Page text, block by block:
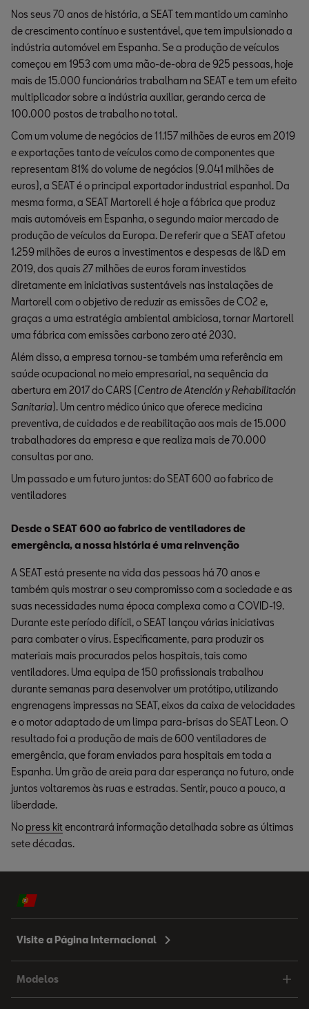
Nos seus 70 anos de história, a SEAT tem mantido um caminho
de crescimento contínuo e sustentável, que tem impulsionado a
indústria automóvel em Espanha. Se a produção de veículos
começou em 1953 com uma mão-de-obra de 925 pessoas, hoje
mais de 15.000 funcionários trabalham na SEAT e tem um efeito
multiplicador sobre a indústria auxiliar, gerando cerca de
100.000 postos de trabalho no total.
Com um volume de negócios de 11.157 milhões de euros em 2019
e exportações tanto de veículos como de componentes que
representam 81% do volume de negócios (9.041 milhões de
euros), a SEAT é o principal exportador industrial espanhol. Da
mesma forma, a SEAT Martorell é hoje a fábrica que produz
mais automóveis em Espanha, o segundo maior mercado de
produção de veículos da Europa. De referir que a SEAT afetou
1.259 milhões de euros a investimentos e despesas de I&D em
2019, dos quais 27 milhões de euros foram investidos
diretamente em iniciativas sustentáveis nas instalações de
Martorell com o objetivo de reduzir as emissões de CO2 e,
graças a uma estratégia ambiental ambiciosa, tornar Martorell
uma fábrica com emissões carbono zero até 2030.
Além disso, a empresa tornou-se também uma referência em
saúde ocupacional no meio empresarial, na sequência da
abertura em 2017 do CARS (Centro de Atención y Rehabilitación
Sanitaria). Um centro médico único que oferece medicina
preventiva, de cuidados e de reabilitação aos mais de 15.000
trabalhadores da empresa e que realiza mais de 70.000
consultas por ano.
Um passado e um futuro juntos: do SEAT 600 ao fabrico de
ventiladores
Desde o SEAT 600 ao fabrico de ventiladores de
emergência, a nossa história é uma reinvenção
A SEAT está presente na vida das pessoas há 70 anos e
também quis mostrar o seu compromisso com a sociedade e as
suas necessidades numa época complexa como a COVID-19.
Durante este período difícil, o SEAT lançou várias iniciativas
para combater o vírus. Especificamente, para produzir os
materiais mais procurados pelos hospitais, tais como
ventiladores. Uma equipa de 150 profissionais trabalhou
durante semanas para desenvolver um protótipo, utilizando
engrenagens impressas na SEAT, eixos da caixa de velocidades
e o motor adaptado de um limpa para-brisas do SEAT Leon. O
resultado foi a produção de mais de 600 ventiladores de
emergência, que foram enviados para hospitais em toda a
Espanha. Um grão de areia para dar esperança no futuro, onde
juntos voltaremos às ruas e estradas. Sentir, pouco a pouco, a
liberdade.
No press kit encontrará informação detalhada sobre as últimas
sete décadas.
Visite a Página Internacional
Modelos